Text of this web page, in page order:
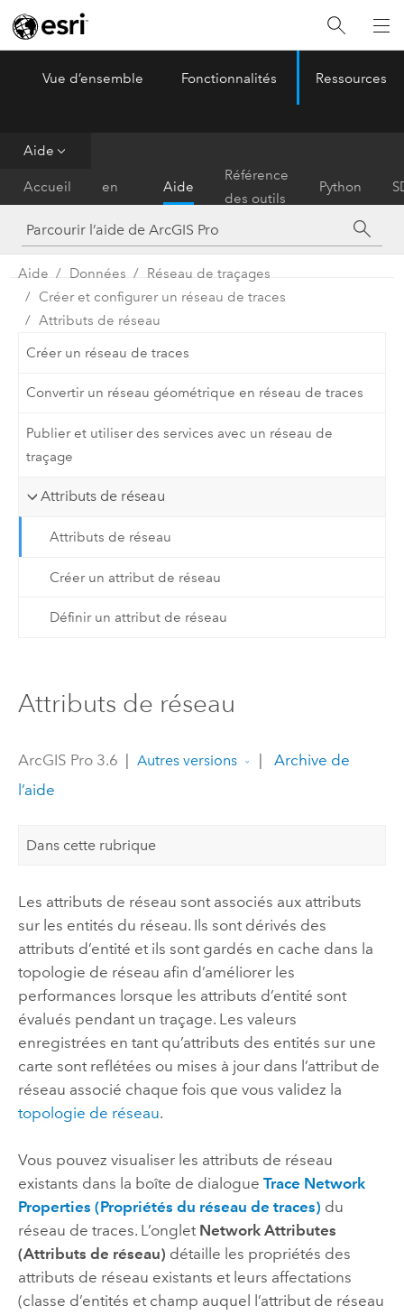
ArcGIS Pro
Vue d’ensemble Fonctionnalités Ressources
Aide
Accueil
en
main
Aide
Référence
des outils
Python
Aide Données
Réseau de traçages
Créer et configurer un réseau de traces
Attributs de réseau
Créer un réseau de traces
Convertir un réseau géométrique en réseau de traces
Publier et utiliser des services avec un réseau de
traçage
Attributs de réseau
Attributs de réseau
Créer un attribut de réseau
Définir un attribut de réseau
Attributs de réseau
ArcGIS Pro 3.6 Autres versions
Archive de
l’aide
Dans cette rubrique
Les attributs de réseau sont associés aux attributs
sur les entités du réseau. Ils sont dérivés des
attributs d’entité et ils sont gardés en cache dans la
topologie de réseau afin d’améliorer les
performances lorsque les attributs d’entité sont
évalués pendant un traçage. Les valeurs
enregistrées en tant qu’attributs des entités sur une
carte sont reflétées ou mises à jour dans l’attribut de
réseau associé chaque fois que vous validez la
topologie de réseau.
Vous pouvez visualiser les attributs de réseau
existants dans la boîte de dialogue Trace Network
Properties (Propriétés du réseau de traces) du
réseau de traces. L’onglet Network Attributes
(Attributs de réseau) détaille les propriétés des
attributs de réseau existants et leurs affectations
(classe d’entités et champ auquel l’attribut de réseau